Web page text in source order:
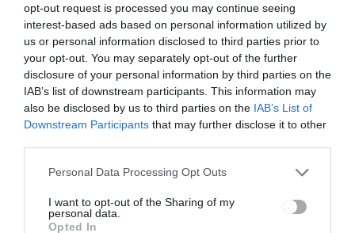
opt-out request is processed you may continue seeing
interest-based ads based on personal information utilized by
us or personal information disclosed to third parties prior to
your opt-out. You may separately opt-out of the further
disclosure of your personal information by third parties on the
IAB’s list of downstream participants. This information may
also be disclosed by us to third parties on the IAB’s List of
Downstream Participants that may further disclose it to other
Personal Data Processing Opt Outs
I want to opt-out of the Sharing of my
personal data.
Opted In
Megjelent a „salátatörvény”,
ezek a változások jönnek
január 1-től
HÍRLISTA
történelmi címerekről